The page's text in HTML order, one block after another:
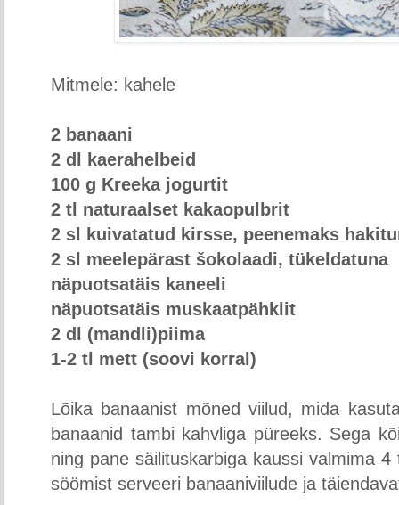
Mitmele: kahele
2 banaani
2 dl kaerahelbeid
100 g Kreeka jogurtit
2 tl naturaalset kakaopulbrit
2 sl kuivatatud kirsse, peenemaks
2 sl meelepärast šokolaadi, tükeldatuna
näpuotsatäis kaneeli
näpuotsatäis muskaatpähklit
2 dl (mandli)piima
1-2 tl mett (soovi korral)
Lõika banaanist mõned viilud, mida
banaanid tambi kahvliga püreeks. Sega
ning pane säilituskarbiga kaussi valmima
söömist serveeri banaaniviilude ja